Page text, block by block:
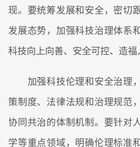
现。要统筹发展和安全，密切
发展态势，加强科技治理体系
科技向上向善、安全可控、造福
加强科技伦理和安全治理
策制度、法律法规和治理规范
协同共治的体制机制。要针对
学等重点领域，明确伦理标准